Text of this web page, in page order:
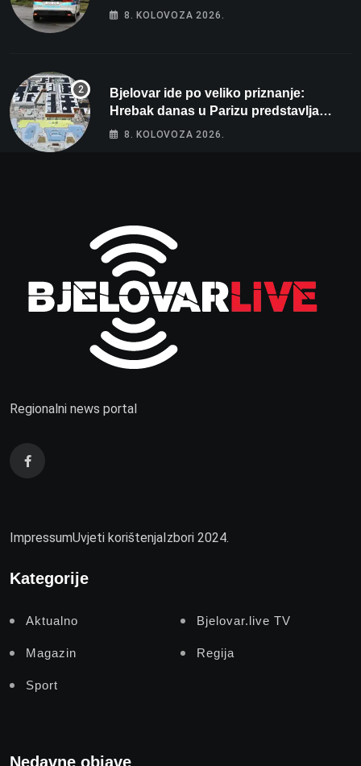
helikopterom
8. KOLOVOZA 2026.
Bjelovar ide po veliko priznanje:
Hrebak danas u Parizu predstavlja
Wellovar za domaćina Europskog
8. KOLOVOZA 2026.
Regionalni news portal
ImpressumUvjeti korištenja Izbori 2024.
Kategorije
Aktualno Bjelovar.live TV
Magazin Regija
Sport
Nedavne objave